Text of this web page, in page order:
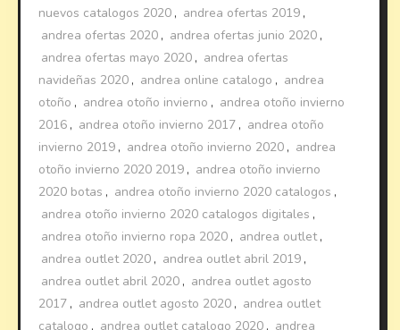
nuevos catalogos 2020 , andrea ofertas 2019 ,
andrea ofertas 2020 , andrea ofertas junio 2020 ,
andrea ofertas mayo 2020 , andrea ofertas
navideñas 2020 , andrea online catalogo , andrea
otoño , andrea otoño invierno , andrea otoño invierno
2016 , andrea otoño invierno 2017 , andrea otoño
invierno 2019 , andrea otoño invierno 2020 , andrea
otoño invierno 2020 2019 , andrea otoño invierno
2020 botas , andrea otoño invierno 2020 catalogos ,
andrea otoño invierno 2020 catalogos digitales ,
andrea otoño invierno ropa 2020 , andrea outlet,
andrea outlet 2020 , andrea outlet abril 2019 ,
andrea outlet abril 2020 , andrea outlet agosto
2017 , andrea outlet agosto 2020 , andrea outlet
catalogo , andrea outlet catalogo 2020 , andrea